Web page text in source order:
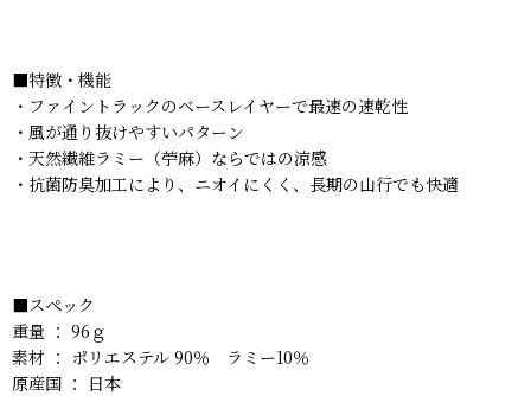
■特徴・機能
・ファイントラックのベースレイヤーで最速の速乾性
・風が通り抜けやすいパターン
・天然繊維ラミー（苧麻）ならではの涼感
・抗菌防臭加工により、ニオイにくく、長期の山行でも快適
■スペック
重量 ： 96ｇ
素材 ： ポリエステル 90％ ラミー10％
原産国 ： 日本